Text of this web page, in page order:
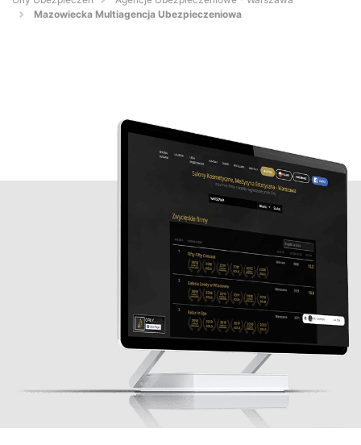
Mazowiecka Multiagencja Ubezpieczeniowa